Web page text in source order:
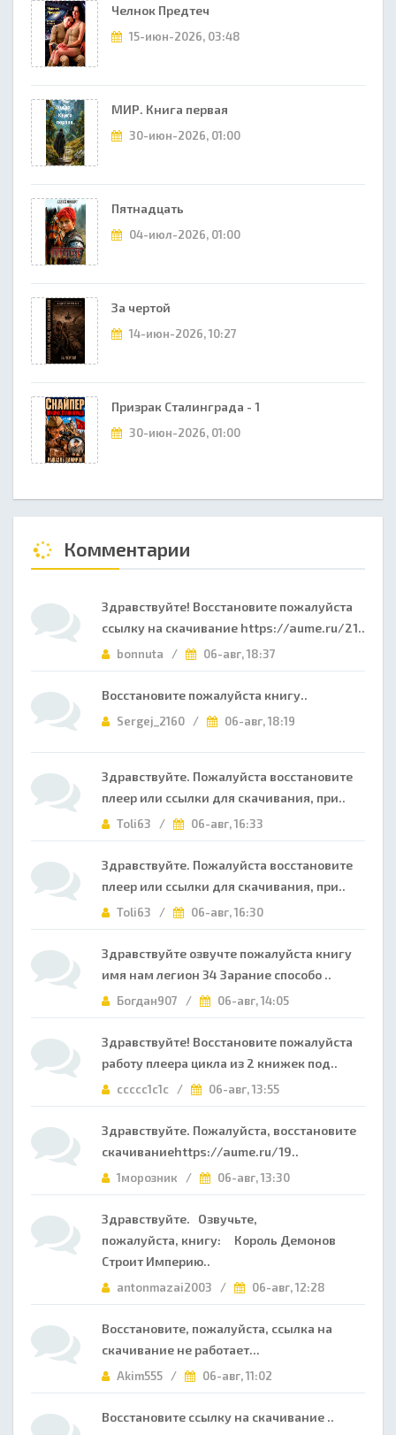
Челнок Предтеч
15-июн-2026, 03:48
МИР. Книга первая
30-июн-2026, 01:00
Пятнадцать
04-июл-2026, 01:00
За чертой
14-июн-2026, 10:27
Призрак Сталинграда - 1
30-июн-2026, 01:00
Комментарии
Здравствуйте! Восстановите пожалуйста
ссылку на скачивание https://aume.ru/21..
bonnuta / 06-авг, 18:37
Восстановите пожалуйста книгу..
Sergej_2160 / 06-авг, 18:19
Здравствуйте. Пожалуйста восстановите
плеер или ссылки для скачивания, при..
Toli63 / 06-авг, 16:33
Здравствуйте. Пожалуйста восстановите
плеер или ссылки для скачивания, при..
Toli63 / 06-авг, 16:30
Здравствуйте озвучте пожалуйста книгу
имя нам легион 34 Зарание способо ..
Богдан907 / 06-авг, 14:05
Здравствуйте! Восстановите пожалуйста
работу плеера цикла из 2 книжек под..
ccccc1c1c / 06-авг, 13:55
Здравствуйте. Пожалуйста, восстановите
скачиваниеhttps://aume.ru/19..
1морозник / 06-авг, 13:30
Здравствуйте. Озвучьте,
пожалуйста, книгу: Король Демонов
Строит Империю..
antonmazai2003 / 06-авг, 12:28
Восстановите, пожалуйста, ссылка на
скачивание не работает...
Akim555 / 06-авг, 11:02
Восстановите ссылку на скачивание ..